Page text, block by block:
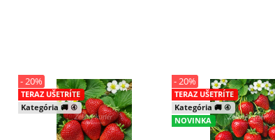
TERAZ UŠETRÍTE
Kategória 🚚 ④
- 20%
TERAZ UŠETRÍTE
Kategória 🚚 ④
NOVINKA
- 20%